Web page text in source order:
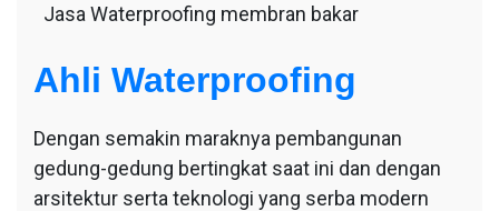
Jasa Waterproofing membran bakar
Ahli Waterproofing
Dengan semakin maraknya pembangunan
gedung-gedung bertingkat saat ini dan dengan
arsitektur serta teknologi yang serba modern